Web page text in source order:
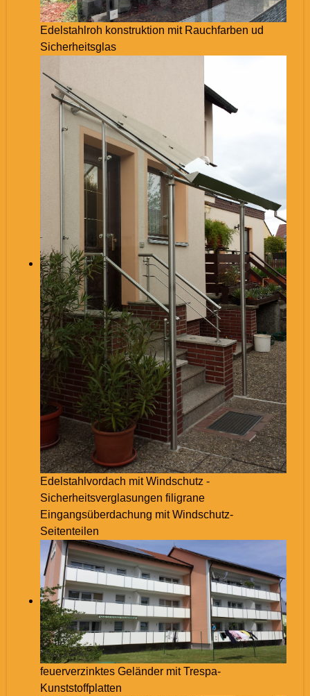
Edelstahlroh konstruktion mit Rauchfarben ud
Sicherheitsglas
Edelstahlvordach mit Windschutz -
Sicherheitsverglasungen filigrane
Eingangsüberdachung mit Windschutz-
Seitenteilen
feuerverzinktes Geländer mit Trespa-
Kunststoffplatten